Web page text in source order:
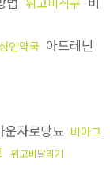
성인약국 아드레닌
운자로당뇨 비아그
위고비달리기